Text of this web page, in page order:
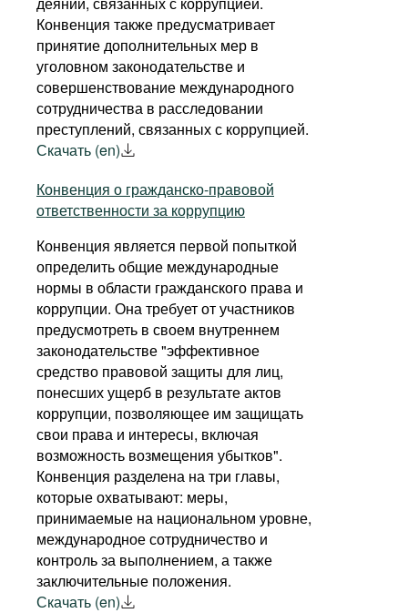
ИРЛАНДИЯ
ИСЛАНДИЯ УКРАИНА
ИСПАНИЯ ФИНЛЯНДИЯ
КАЗАХСТАН
КИПР ЧЕРНОГОРИЯ
ЛАТВИЯ ЧЕХИЯ
ЛИТВА
ЛИХТЕНШТЕЙН ШВЕЦИЯ
ЛЮКСЕМБУРГ
Конвенция также предусматривает
принятие дополнительных мер в
уголовном законодательстве и
совершенствование международного
сотрудничества в расследовании
преступлений, связанных с коррупцией.
Скачать (en)
Конвенция о гражданско-правовой
ответственности за коррупцию
Конвенция является первой попыткой
определить общие международные
нормы в области гражданского права и
коррупции. Она требует от участников
предусмотреть в своем внутреннем
законодательстве "эффективное
средство правовой защиты для лиц,
понесших ущерб в результате актов
коррупции, позволяющее им защищать
свои права и интересы, включая
возможность возмещения убытков".
Конвенция разделена на три главы,
которые охватывают: меры,
принимаемые на национальном уровне,
международное сотрудничество и
контроль за выполнением, а также
заключительные положения.
Скачать (en)